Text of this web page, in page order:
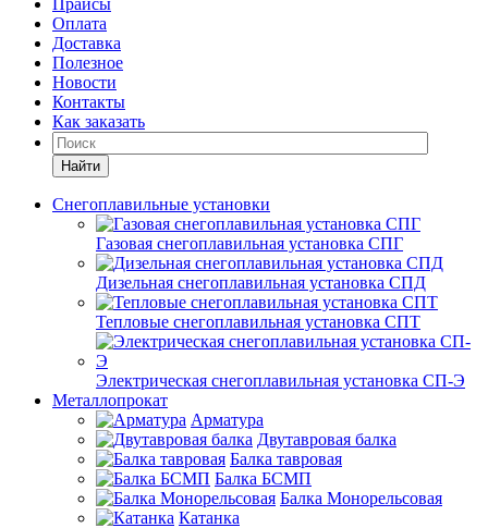
Прайсы
Оплата
Доставка
Полезное
Новости
Контакты
Как заказать
Найти
Снегоплавильные установки
Газовая снегоплавильная установка СПГ
Дизельная снегоплавильная установка СПД
Тепловые снегоплавильная установка СПТ
Электрическая снегоплавильная установка СП-Э
Металлопрокат
Арматура
Двутавровая балка
Балка тавровая
Балка БСМП
Балка Монорельсовая
Катанка